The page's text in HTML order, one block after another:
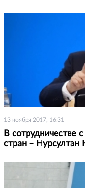
13 ноября 2017, 16:31
В сотрудничестве
стран – Нурсултан